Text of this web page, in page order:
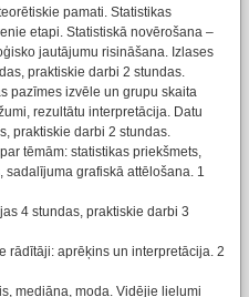
pamati. Statistikas
etapi. Statistiskā novērošana –
jautājumu risināšana. Izlases
praktiskie darbi 2 stundas.
pazīmes izvēle un grupu skaita
rezultātu interpretācija. Datu
praktiskie darbi 2 stundas.
tēmām: statistikas priekšmets,
grafiskā attēlošana. 1
4 stundas, praktiskie darbi 3
rādītāji: aprēķins un interpretācija. 2
mediāna, moda. Vidējie lielumi